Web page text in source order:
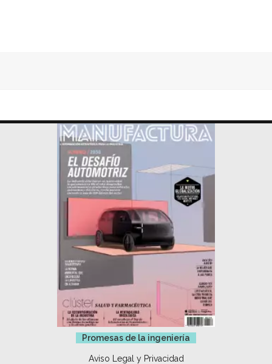
Promesas de la ingeniería
Aviso Legal y Privacidad